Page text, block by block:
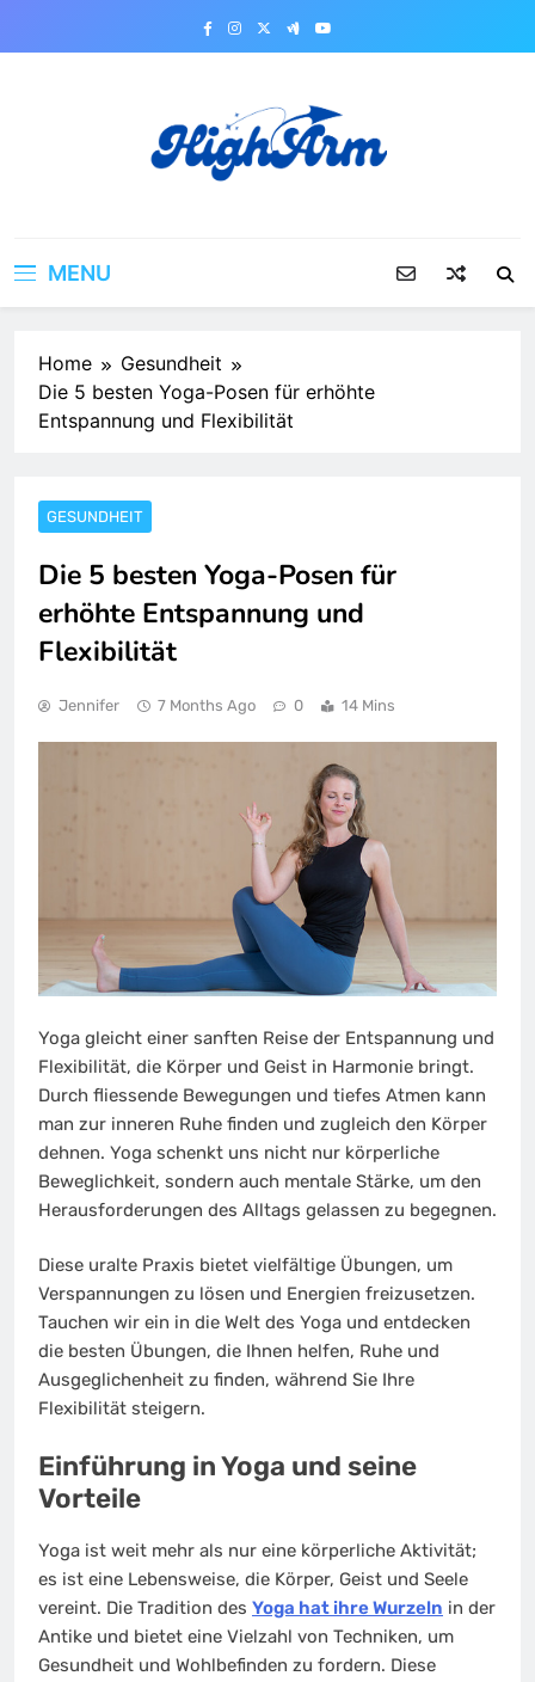
MENU
Home
Gesundheit
Die 5 besten Yoga-Posen für erhöhte
Entspannung und Flexibilität
GESUNDHEIT
Die 5 besten Yoga-Posen für
erhöhte Entspannung und
Flexibilität
Jennifer 7 Months Ago 0 14 Mins
Yoga gleicht einer sanften Reise der Entspannung und
Flexibilität, die Körper und Geist in Harmonie bringt.
Durch fliessende Bewegungen und tiefes Atmen kann
man zur inneren Ruhe finden und zugleich den Körper
dehnen. Yoga schenkt uns nicht nur körperliche
Beweglichkeit, sondern auch mentale Stärke, um den
Herausforderungen des Alltags gelassen zu begegnen.
Diese uralte Praxis bietet vielfältige Übungen, um
Verspannungen zu lösen und Energien freizusetzen.
Tauchen wir ein in die Welt des Yoga und entdecken
die besten Übungen, die Ihnen helfen, Ruhe und
Ausgeglichenheit zu finden, während Sie Ihre
Flexibilität steigern.
Einführung in Yoga und seine
Vorteile
Yoga ist weit mehr als nur eine körperliche Aktivität;
es ist eine Lebensweise, die Körper, Geist und Seele
vereint. Die Tradition des Yoga hat ihre Wurzeln in der
Antike und bietet eine Vielzahl von Techniken, um
Gesundheit und Wohlbefinden zu fordern. Diese